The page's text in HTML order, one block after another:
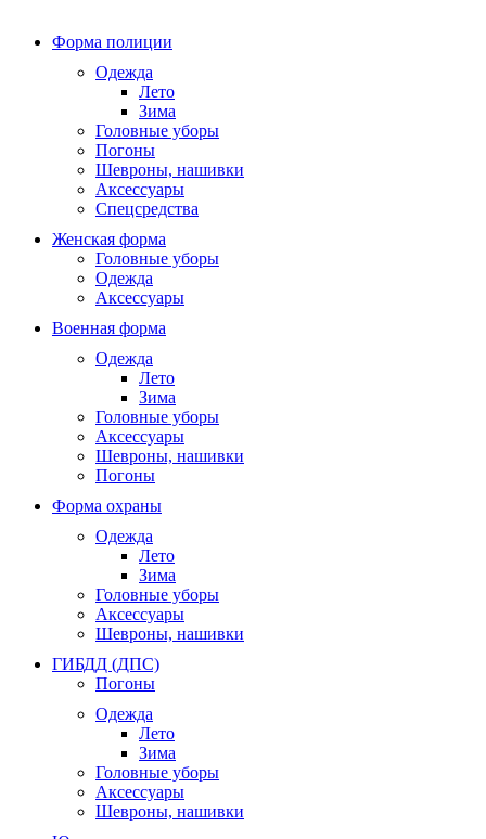
Форма полиции
Одежда
Лето
Зима
Головные уборы
Погоны
Шевроны, нашивки
Аксессуары
Спецсредства
Женская форма
Головные уборы
Одежда
Аксессуары
Военная форма
Одежда
Лето
Зима
Головные уборы
Аксессуары
Шевроны, нашивки
Погоны
Форма охраны
Одежда
Лето
Зима
Головные уборы
Аксессуары
Шевроны, нашивки
ГИБДД (ДПС)
Погоны
Одежда
Лето
Зима
Головные уборы
Аксессуары
Шевроны, нашивки